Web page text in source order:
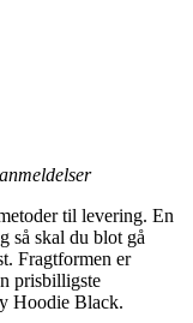
anmeldelser
til levering. En
så skal du blot gå
Fragtformen er
prisbilligste
Hoodie Black.